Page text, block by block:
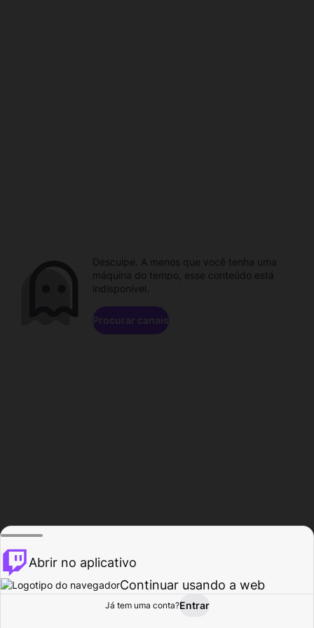
Procurar Atividade
Desculpe. A menos que você tenha uma
máquina do tempo, esse conteúdo está
indisponível.
Procurar canais
Abrir no aplicativo
Continuar usando a web
Já tem uma conta?Entrar